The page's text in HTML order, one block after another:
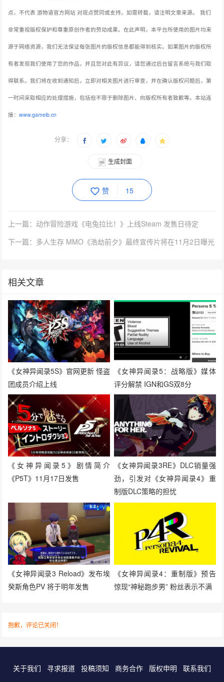
点，不代表 游物语官方网站 对观点赞同或支持。如需转载，请注明文章来源。 我们
非常重视版权保护和尊重原创作者的劳动成果。在此声明，本平台所使用的图片均来
源于网络资源，我们无法保证每张图片的版权信息都能得到核实。如果图片的版权所
有者发现我们使用了您的作品，并且您对此有异议，请您通过后台留言系统与我们取
得联系。我们将在收到通知后，立即对相关图片进行审查，并在确认版权问题后，第
一时间采取相应的处理措施，包括但不限于删除图片、向版权所有者致歉等。本站连
接：www.gameib.cn
分享：
生成封面
赞 15
上一篇：动作冒险游戏《电兔拉比！》上线Steam 发售日待定
下一篇：多人生存 MMO《浩劫前夕》最终宣传片将在11月2日曝光
相关文章
《女神异闻录5S》官网更新 怪盗
团成员介绍上线
《女神异闻录5：战略版》媒体
评分解禁 IGN和GS双8分
《女神异闻录5》剧情简介
《P5T》11月17日发售
《女神异闻录3RE》DLC销量强
劲，引发对《女神异闻录4》重
制版DLC策略的担忧
《女神异闻录3 Reload》发布埃
癸斯角色PV 将于明年发售
《女神异闻录4：重制版》预告
惊现“神秘跑步男” 粉丝表示不满
抱歉，评论已关闭！
关于我们 寻求报道 投稿须知 商务合作 版权申明
联系我们